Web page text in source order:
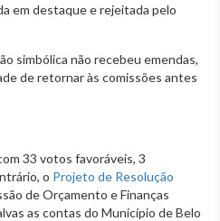
em destaque e rejeitada pelo
simbólica não recebeu emendas,
de retornar às comissões antes
33 votos favoráveis, 3
o Projeto de Resolução
de Orçamento e Finanças
as contas do Município de Belo